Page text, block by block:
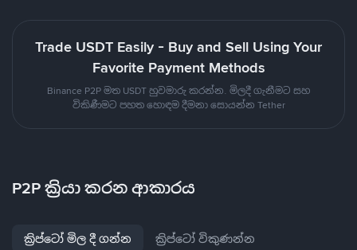
Trade USDT Easily - Buy and Sell Using Your
Favorite Payment Methods
Binance P2P මත USDT හුවමාරු කරන්න. මිලදී ගැනීමට සහ
විකිණීමට පහත හොඳම දීමනා සොයන්න Tether
P2P ක්‍රියා කරන ආකාරය
ක්‍රිප්ටෝ මිල දී ගන්න ක්‍රිප්ටෝ විකුණන්න